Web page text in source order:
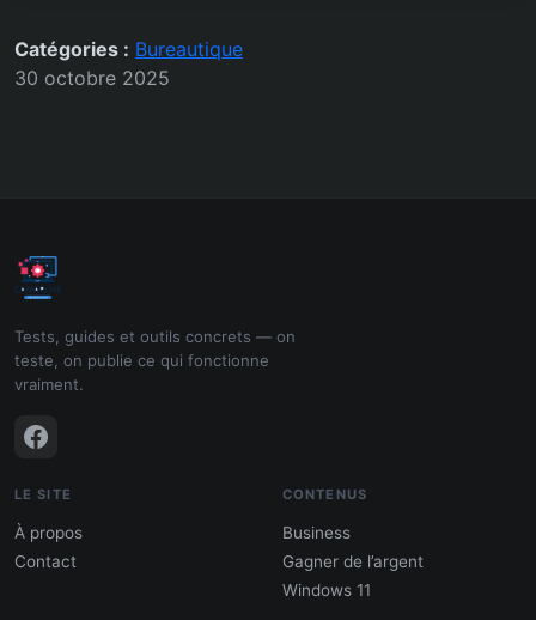
Catégories : Bureautique
30 octobre 2025
Tests, guides et outils concrets — on
teste, on publie ce qui fonctionne
vraiment.
LE SITE
À propos
Contact
CONTENUS
Business
Gagner de l’argent
Windows 11